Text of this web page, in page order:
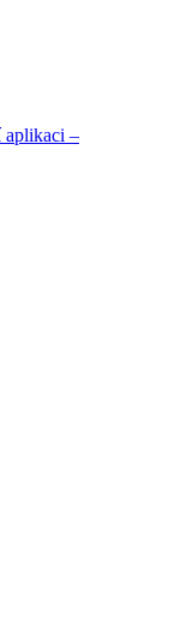
aplikaci –